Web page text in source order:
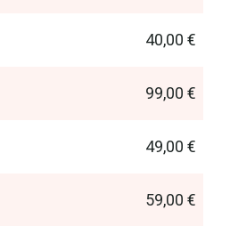
40,00 €
99,00 €
49,00 €
59,00 €